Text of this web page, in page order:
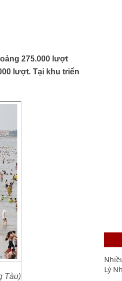
275.000 lượt
lượt. Tại khu triển
Tàu)
Lý